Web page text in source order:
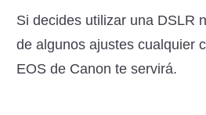
Si decides utilizar una DSLR
de algunos ajustes cualquier
EOS de Canon te servirá.